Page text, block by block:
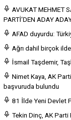
AVUKAT MEHMET
PARTİ’DEN ADAY
AFAD duyurdu:
Ağrı dahil birçok
İsmail Taşdemir,
Nimet Kaya, AK
başvuruda bulundu
81 İlde Yeni Devlet
Tekin Dinç, AK Parti